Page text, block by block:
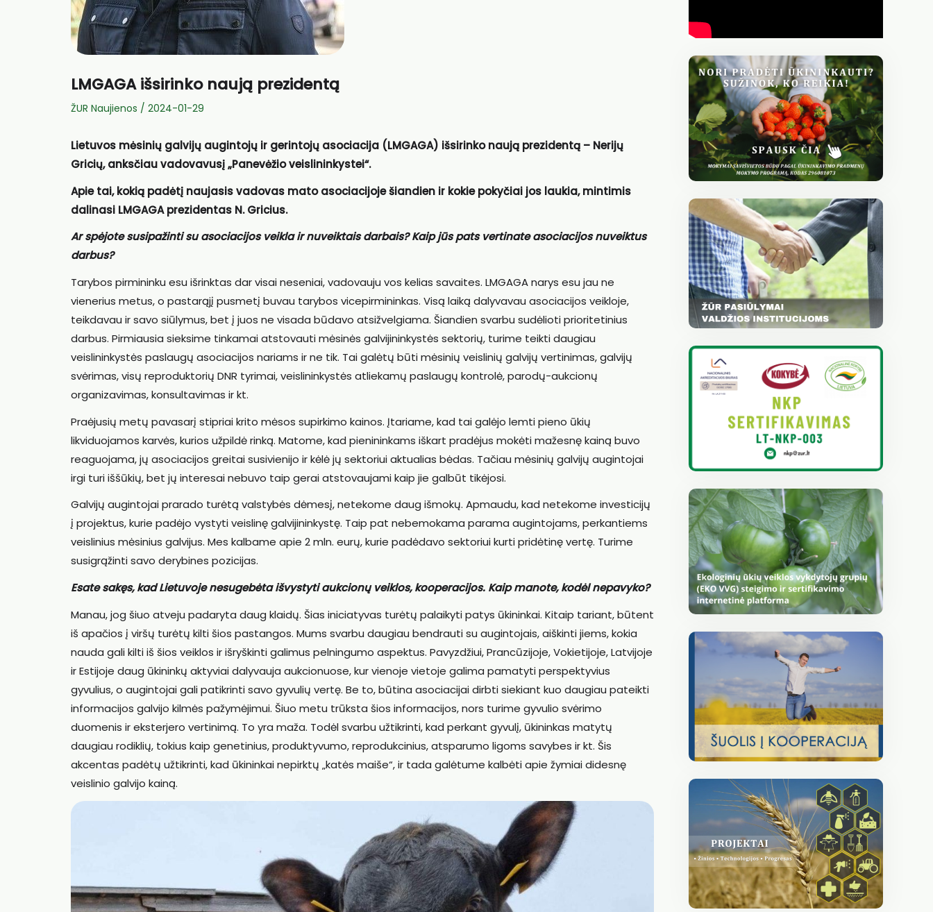
LMGAGA išsirinko naują prezidentą
ŽUR Naujienos / 2024-01-29
Lietuvos mėsinių galvijų augintojų ir gerintojų asociacija (LMGAGA) išsirinko naują prezidentą – Nerijų
Gricių, anksčiau vadovavusį „Panevėžio veislininkystei“.
Apie tai, kokią padėtį naujasis vadovas mato asociacijoje šiandien ir kokie pokyčiai jos laukia, mintimis
dalinasi LMGAGA prezidentas N. Gricius.
Ar spėjote susipažinti su asociacijos veikla ir nuveiktais darbais? Kaip jūs pats vertinate asociacijos nuveiktus
darbus?
Tarybos pirmininku esu išrinktas dar visai neseniai, vadovauju vos kelias savaites. LMGAGA narys esu jau ne
vienerius metus, o pastarąjį pusmetį buvau tarybos vicepirmininkas. Visą laiką dalyvavau asociacijos veikloje,
teikdavau ir savo siūlymus, bet į juos ne visada būdavo atsižvelgiama. Šiandien svarbu sudėlioti prioritetinius
darbus. Pirmiausia sieksime tinkamai atstovauti mėsinės galvijininkystės sektorių, turime teikti daugiau
veislininkystės paslaugų asociacijos nariams ir ne tik. Tai galėtų būti mėsinių veislinių galvijų vertinimas, galvijų
svėrimas, visų reproduktorių DNR tyrimai, veislininkystės atliekamų paslaugų kontrolė, parodų-aukcionų
organizavimas, konsultavimas ir kt.
Praėjusių metų pavasarį stipriai krito mėsos supirkimo kainos. Įtariame, kad tai galėjo lemti pieno ūkių
likviduojamos karvės, kurios užpildė rinką. Matome, kad pienininkams iškart pradėjus mokėti mažesnę kainą buvo
reaguojama, jų asociacijos greitai susivienijo ir kėlė jų sektoriui aktualias bėdas. Tačiau mėsinių galvijų augintojai
irgi turi iššūkių, bet jų interesai nebuvo taip gerai atstovaujami kaip jie galbūt tikėjosi.
Galvijų augintojai prarado turėtą valstybės dėmesį, netekome daug išmokų. Apmaudu, kad netekome investicijų
į projektus, kurie padėjo vystyti veislinę galvijininkystę. Taip pat nebemokama parama augintojams, perkantiems
veislinius mėsinius galvijus. Mes kalbame apie 2 mln. eurų, kurie padėdavo sektoriui kurti pridėtinę vertę. Turime
susigrąžinti savo derybines pozicijas.
Esate sakęs, kad Lietuvoje nesugebėta išvystyti aukcionų veiklos, kooperacijos. Kaip manote, kodėl nepavyko?
Manau, jog šiuo atveju padaryta daug klaidų. Šias iniciatyvas turėtų palaikyti patys ūkininkai. Kitaip tariant, būtent
iš apačios į viršų turėtų kilti šios pastangos. Mums svarbu daugiau bendrauti su augintojais, aiškinti jiems, kokia
nauda gali kilti iš šios veiklos ir išryškinti galimus pelningumo aspektus. Pavyzdžiui, Prancūzijoje, Vokietijoje, Latvijoje
ir Estijoje daug ūkininkų aktyviai dalyvauja aukcionuose, kur vienoje vietoje galima pamatyti perspektyvius
gyvulius, o augintojai gali patikrinti savo gyvulių vertę. Be to, būtina asociacijai dirbti siekiant kuo daugiau pateikti
informacijos galvijo kilmės pažymėjimui. Šiuo metu trūksta šios informacijos, nors turime gyvulio svėrimo
duomenis ir eksterjero vertinimą. To yra maža. Todėl svarbu užtikrinti, kad perkant gyvulį, ūkininkas matytų
daugiau rodiklių, tokius kaip genetinius, produktyvumo, reprodukcinius, atsparumo ligoms savybes ir kt. Šis
akcentas padėtų užtikrinti, kad ūkininkai nepirktų „katės maiše“, ir tada galėtume kalbėti apie žymiai didesnę
veislinio galvijo kainą.